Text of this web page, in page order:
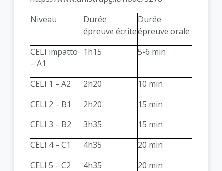
Niveau
Durée
épreuve écrite
Durée
épreuve orale
CELI impatto
– A1
1h15 5-6 min
CELI 1 – A2 2h20
10 min
CELI 2 – B1
2h20
15 min
CELI 3 – B2
3h35
15 min
CELI 4 – C1
4h35
20 min
CELI 5 – C2
4h35 20 min